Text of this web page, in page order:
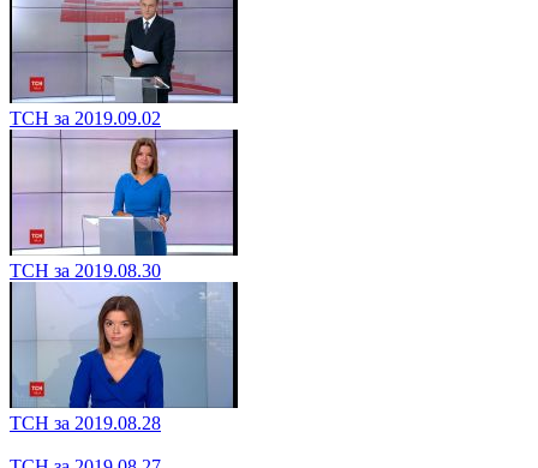
ТСН за 2019.09.02
ТСН за 2019.08.30
ТСН за 2019.08.28